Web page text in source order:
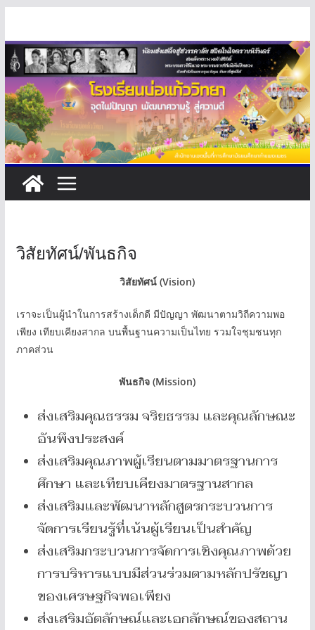
content
วิสัยทัศน์/พันธกิจ
วิสัยทัศน์ (Vision)
เราจะเป็นผู้นำในการสร้างเด็กดี มีปัญญา พัฒนาตามวิถีความพอ
เพียง เทียบเคียงสากล บนพื้นฐานความเป็นไทย รวมใจชุมชนทุก
ภาคส่วน
พันธกิจ (Mission)
ส่งเสริมคุณธรรม จริยธรรม และคุณลักษณะ
อันพึงประสงค์
ส่งเสริมคุณภาพผู้เรียนตามมาตรฐานการ
ศึกษา และเทียบเคียงมาตรฐานสากล
ส่งเสริมและพัฒนาหลักสูตรกระบวนการ
จัดการเรียนรู้ที่เน้นผู้เรียนเป็นสำคัญ
ส่งเสริมกระบวนการจัดการเชิงคุณภาพด้วย
การบริหารแบบมีส่วนร่วมตามหลักปรัชญา
ของเศรษฐกิจพอเพียง
ส่งเสริมอัตลักษณ์และเอกลักษณ์ของสถาน